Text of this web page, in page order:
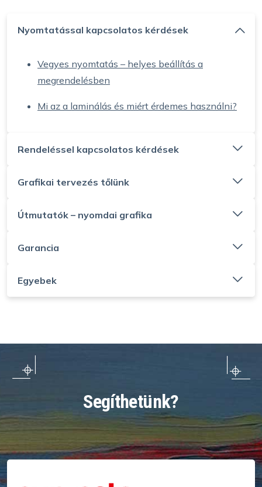
Nyomtatással kapcsolatos kérdések
Vegyes nyomtatás – helyes beállítás a
megrendelésben
Mi az a laminálás és miért érdemes használni?
Rendeléssel kapcsolatos kérdések
Grafikai tervezés tőlünk
Útmutatók – nyomdai grafika
Garancia
Egyebek
Segíthetünk?